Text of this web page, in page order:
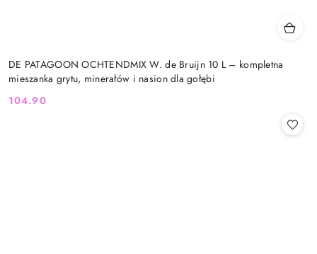
DE PATAGOON OCHTENDMIX W. de Bruijn 10 L – kompletna
mieszanka grytu, minerałów i nasion dla gołębi
Cena:
104.90